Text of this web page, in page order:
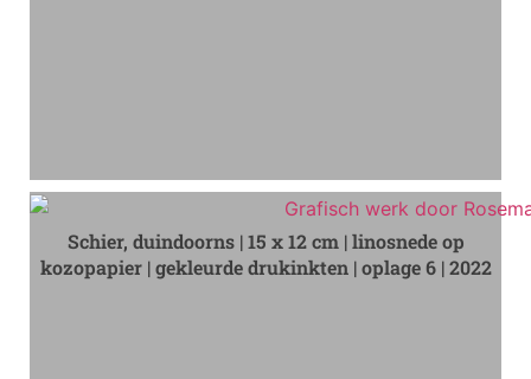
Schier, duindoorns | 15 x 12 cm | linosnede op
kozopapier | gekleurde drukinkten | oplage 6 | 2022